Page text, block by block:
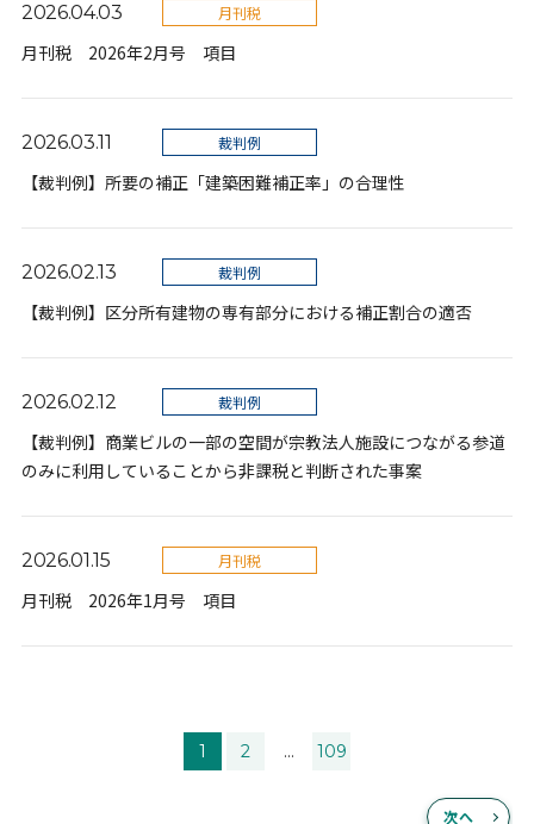
2026.04.03 月刊税
月刊税 2026年2月号 項目
2026.03.11 裁判例
【裁判例】所要の補正「建築困難補正率」の合理性
2026.02.13 裁判例
【裁判例】区分所有建物の専有部分における補正割合の適否
2026.02.12 裁判例
【裁判例】商業ビルの一部の空間が宗教法人施設につながる参道
のみに利用していることから非課税と判断された事案
2026.01.15 月刊税
月刊税 2026年1月号 項目
1 2 ...
次へ
109